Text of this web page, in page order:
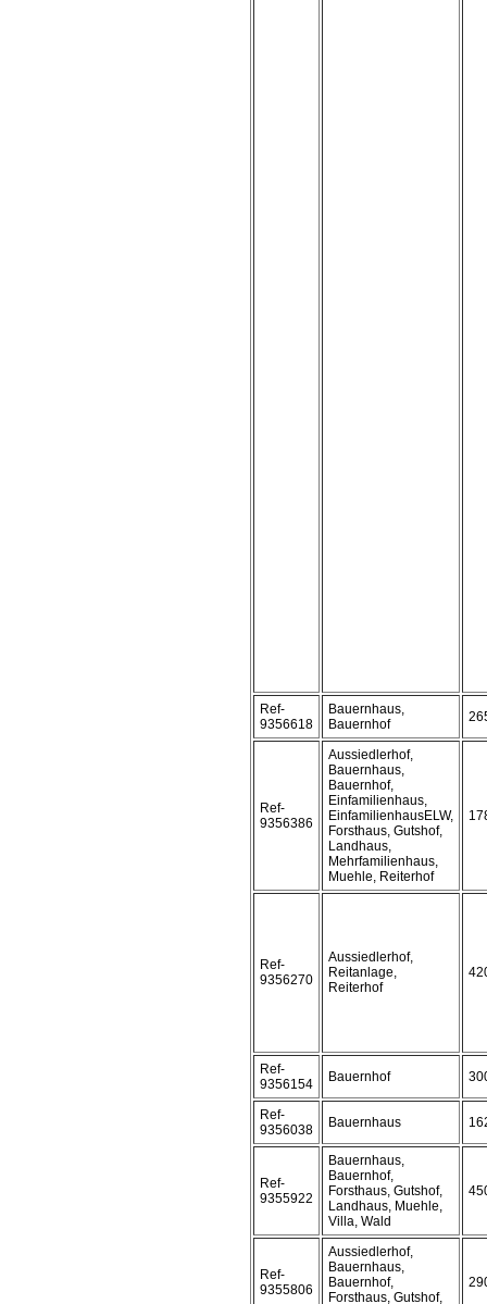
Ref-
9356618
Bauernhaus,
Bauernhof
Ref-
9356386
Aussiedlerhof,
Bauernhaus,
Bauernhof,
Einfamilienhaus,
EinfamilienhausELW,
Forsthaus, Gutshof,
Landhaus,
Mehrfamilienhaus,
Muehle, Reiterhof
Ref-
9356270
Aussiedlerhof,
Reitanlage,
Reiterhof
Ref-
9356154
Bauernhof
Ref-
9356038
Bauernhaus
Ref-
9355922
Bauernhaus,
Bauernhof,
Forsthaus, Gutshof,
Landhaus, Muehle,
Villa, Wald
Ref-
9355806
Aussiedlerhof,
Bauernhaus,
Bauernhof,
Forsthaus, Gutshof,